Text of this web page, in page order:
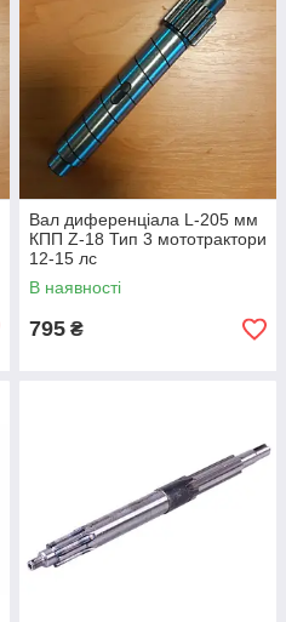
Вал диференціала L-205 мм
КПП Z-18 Тип 3 мототрактори
12-15 лс
В наявності
795 ₴